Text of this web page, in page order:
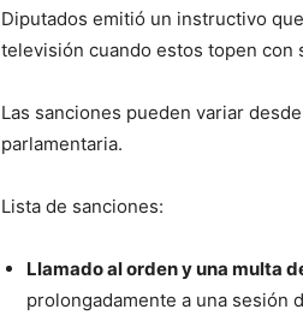
Diputados emitió un instructivo
televisión cuando estos topen con
Las sanciones pueden variar
parlamentaria.
Lista de sanciones:
Llamado al orden y una multa
prolongadamente a una sesión